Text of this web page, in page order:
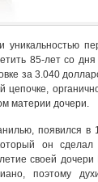
85-лет со дня
за 3.040
материи дочери.
появился в
он сделал
своей дочери
поэтому